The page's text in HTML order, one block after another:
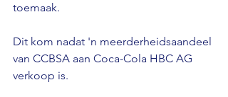
toemaak.
Dit kom nadat 'n meerderheidsaandeel
van CCBSA aan Coca-Cola HBC AG
verkoop is.